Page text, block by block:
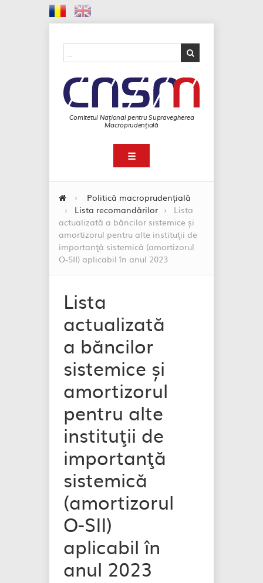
Comitetul Național pentru Supravegherea
Macroprudențială
☰
›
Politică macroprudențială
›
Lista recomandărilor ›
Lista
actualizată a băncilor sistemice și
amortizorul pentru alte instituţii de
importanţă sistemică (amortizorul
O-SII) aplicabil în anul 2023
Lista
actualizată
a băncilor
sistemice și
amortizorul
pentru alte
instituţii de
importanţă
sistemică
(amortizorul
O-SII)
aplicabil în
anul 2023